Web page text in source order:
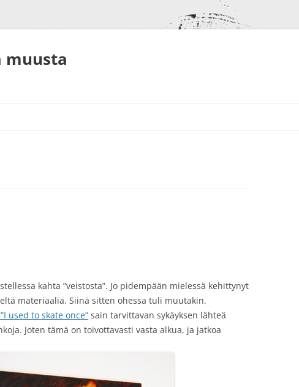
muusta
kahta ”veistosta”. Jo pidempään mielessä kehittynyt
materiaalia. Siinä sitten ohessa tuli muutakin.
used to skate once” sain tarvittavan sykäyksen lähteä
Joten tämä on toivottavasti vasta alkua, ja jatkoa